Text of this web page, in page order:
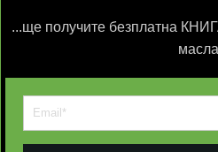
...ще получите безплатна
масла